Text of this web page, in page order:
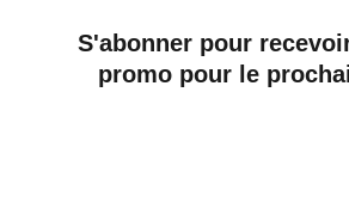
S'abonner pour
promo pour le